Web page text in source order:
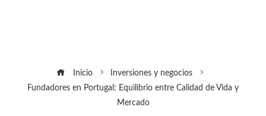
Inicio
Inversiones y negocios
Fundadores en Portugal: Equilibrio entre Calidad de Vida y
Mercado